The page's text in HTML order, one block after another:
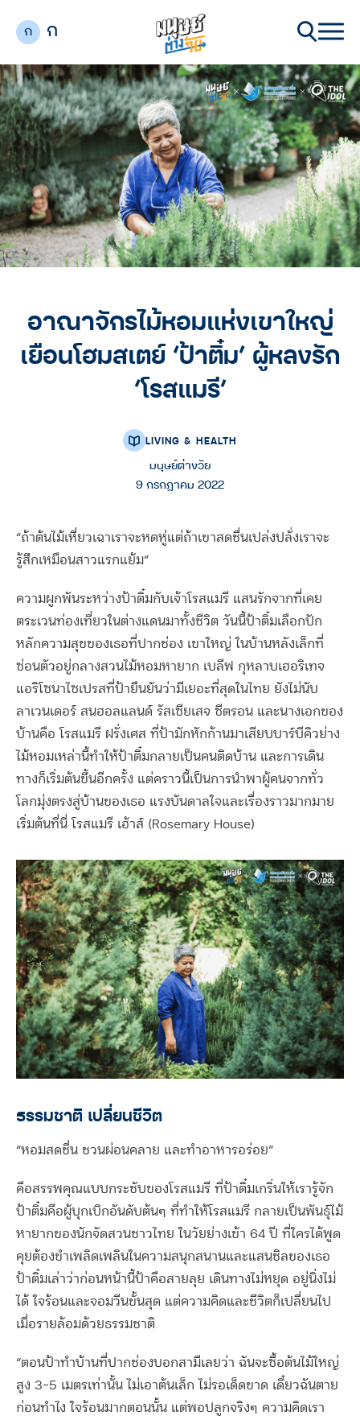
ก ก
อาณาจักรไม้หอมแห่งเขาใหญ่
เยือนโฮมสเตย์ ‘ป้าติ๋ม’ ผู้หลงรัก
‘โรสแมรี’
LIVING & HEALTH
มนุษย์ต่างวัย
9 กรกฎาคม 2022
“ถ้าต้นไม้เหี่ยวเฉาเราจะหดหู่แต่ถ้าเขาสดชื่นเปล่งปลั่งเราจะ
รู้สึกเหมือนสาวแรกแย้ม”
ความผูกพันระหว่างป้าติ๋มกับเจ้าโรสแมรี แสนรักจากที่เคย
ตระเวนท่องเที่ยวในต่างแดนมาทั้งชีวิต วันนี้ป้าติ๋มเลือกปัก
หลักความสุขของเธอที่ปากช่อง เขาใหญ่ ในบ้านหลังเล็กที่
ซ่อนตัวอยู่กลางสวนไม้หอมหายาก เบลีฟ กุหลาบเฮอริเทจ
แอริโซนาไซเปรสที่ป้ายืนยันว่ามีเยอะที่สุดในไทย ยังไม่นับ
ลาเวนเดอร์ สนฮอลแลนด์ รัสเซียเสจ ซีตรอน และนางเอกของ
บ้านคือ โรสแมรี ฝรั่งเศส ที่ป้ามักหักก้านมาเสียบบาร์บีคิวย่าง
ไม้หอมเหล่านี้ทำให้ป้าติ๋มกลายเป็นคนติดบ้าน และการเดิน
ทางก็เริ่มต้นขึ้นอีกครั้ง แต่คราวนี้เป็นการนำพาผู้คนจากทั่ว
โลกมุ่งตรงสู่บ้านของเธอ แรงบันดาลใจและเรื่องราวมากมาย
เริ่มต้นที่นี่ โรสแมรี เฮ้าส์ (Rosemary House)
ธรรมชาติ เปลี่ยนชีวิต
“หอมสดชื่น ชวนผ่อนคลาย และทำอาหารอร่อย”
คือสรรพคุณแบบกระชับของโรสแมรี ที่ป้าติ๋มเกริ่นให้เรารู้จัก
ป้าติ๋มคือผู้บุกเบิกอันดับต้นๆ ที่ทำให้โรสแมรี กลายเป็นพันธุ์ไม้
หายากของนักจัดสวนชาวไทย ในวัยย่างเข้า 64 ปี ที่ใครได้พูด
คุยต้องขำเพลิดเพลินในความสนุกสนานและแสนชิลของเธอ
ป้าติ๋มเล่าว่าก่อนหน้านี้ป้าคือสายลุย เดินทางไม่หยุด อยู่นิ่งไม่
ได้ ใจร้อนและจอมวีนขั้นสุด แต่ความคิดและชีวิตก็เปลี่ยนไป
เมื่อรายล้อมด้วยธรรมชาติ
“ตอนป้าทำบ้านที่ปากช่องบอกสามีเลยว่า ฉันจะซื้อต้นไม้ใหญ่
สูง 3-5 เมตรเท่านั้น ไม่เอาต้นเล็ก ไม่รอเด็ดขาด เดี๋ยวฉันตาย
ก่อนทำไง ใจร้อนมากตอนนั้น แต่พอปลูกจริงๆ ความคิดเรา